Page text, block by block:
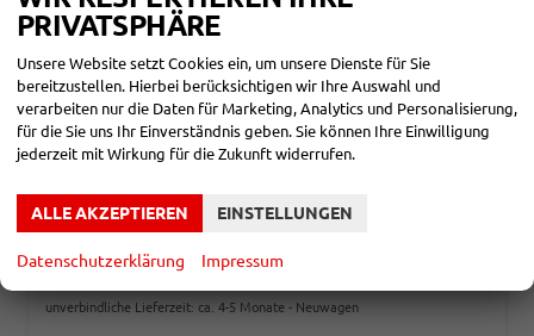
RENAULT CAPTUR
unverbindliche Lieferzeit: ca. 4-5 Monate Neuwagen
PRIVATSPHÄRE
Unsere Website setzt Cookies ein, um unsere Dienste für Sie
bereitzustellen. Hierbei berücksichtigen wir Ihre Auswahl und
verarbeiten nur die Daten für Marketing, Analytics und Personalisierung,
für die Sie uns Ihr Einverständnis geben. Sie können Ihre Einwilligung
jederzeit mit Wirkung für die Zukunft widerrufen.
ALLE AKZEPTIEREN EINSTELLUNGEN
Datenschutzerklärung Impressum